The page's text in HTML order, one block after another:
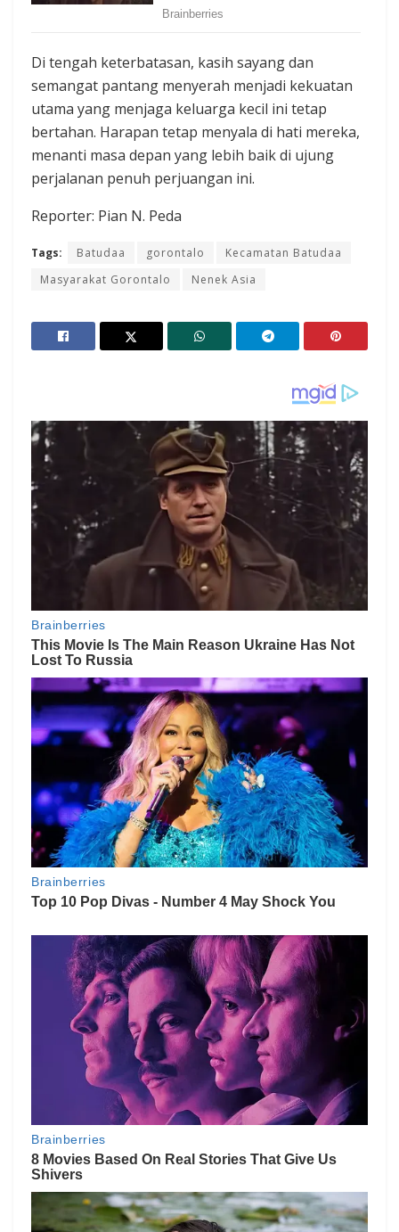
Di tengah keterbatasan, kasih sayang dan
semangat pantang menyerah menjadi kekuatan
utama yang menjaga keluarga kecil ini tetap
bertahan. Harapan tetap menyala di hati mereka,
menanti masa depan yang lebih baik di ujung
perjalanan penuh perjuangan ini.
Reporter: Pian N. Peda
Tags: Batudaa gorontalo
Kecamatan Batudaa
Masyarakat Gorontalo
Nenek Asia